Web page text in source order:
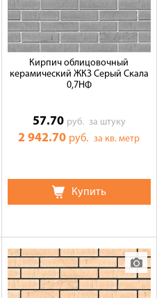
Кирпич облицовочный
керамический ЖКЗ Серый Скала
0,7НФ
57.70 руб. за штуку
2 942.70 руб.за кв. метр
Купить